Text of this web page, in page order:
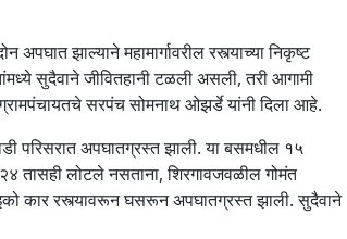
झाल्याने महामार्गावरील रस्त्याच्या निकृष्ट
सुदैवाने जीवितहानी टळली असली, तरी आगामी
ग्रामपंचायतचे सरपंच सोमनाथ ओझर्डे यांनी दिला आहे.
परिसरात अपघातग्रस्त झाली. या बसमधील १५
तासही लोटले नसताना, शिरगावजवळील गोमंत
कार रस्त्यावरून घसरून अपघातग्रस्त झाली. सुदैवाने